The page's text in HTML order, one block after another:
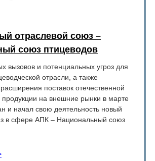
отраслевой союз –
союз птицеводов
вызовов и потенциальных угроз для
отрасли, а также
поставок отечественной
продукции на внешние рынки в марте
и начал свою деятельность новый
в сфере АПК – Национальный союз